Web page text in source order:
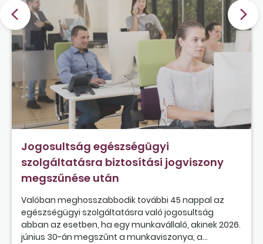
Jogosultság egészségügyi
szolgáltatásra biztosítási jogviszony
megszűnése után
Valóban meghosszabbodik további 45 nappal az
egészségügyi szolgáltatásra való jogosultság
abban az esetben, ha egy munkavállaló, akinek 2026.
június 30-án megszűnt a munkaviszonya, a...